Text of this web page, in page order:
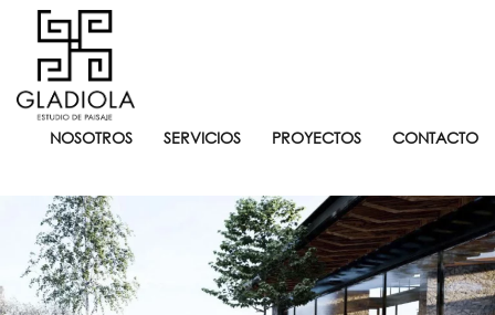
NOSOTROS SERVICIOS PROYECTOS CONTACTO